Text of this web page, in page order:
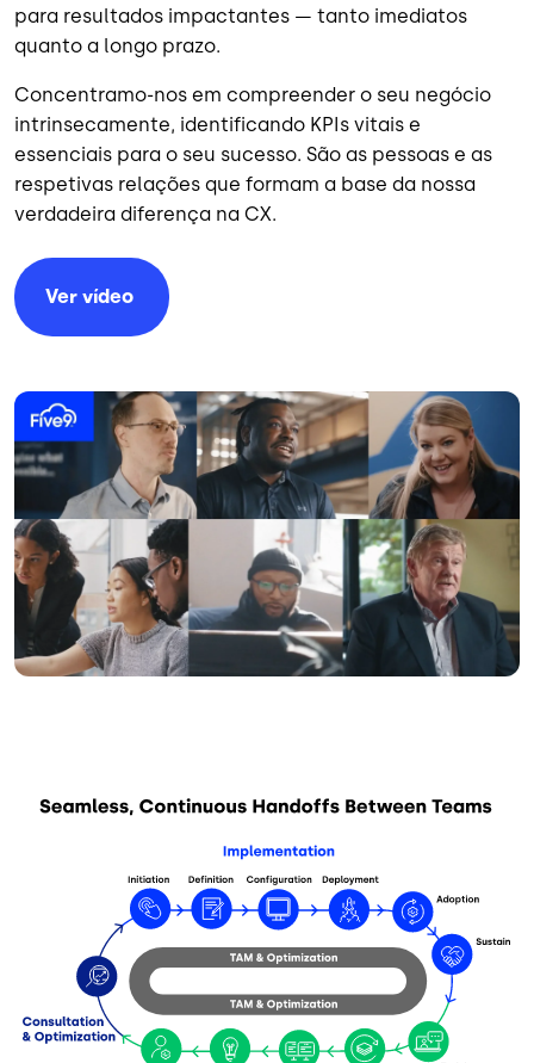
para resultados impactantes — tanto imediatos
quanto a longo prazo.
Concentramo-nos em compreender o seu negócio
intrinsecamente, identificando KPIs vitais e
essenciais para o seu sucesso. São as pessoas e as
respetivas relações que formam a base da nossa
verdadeira diferença na CX.
Ver vídeo
Imagem